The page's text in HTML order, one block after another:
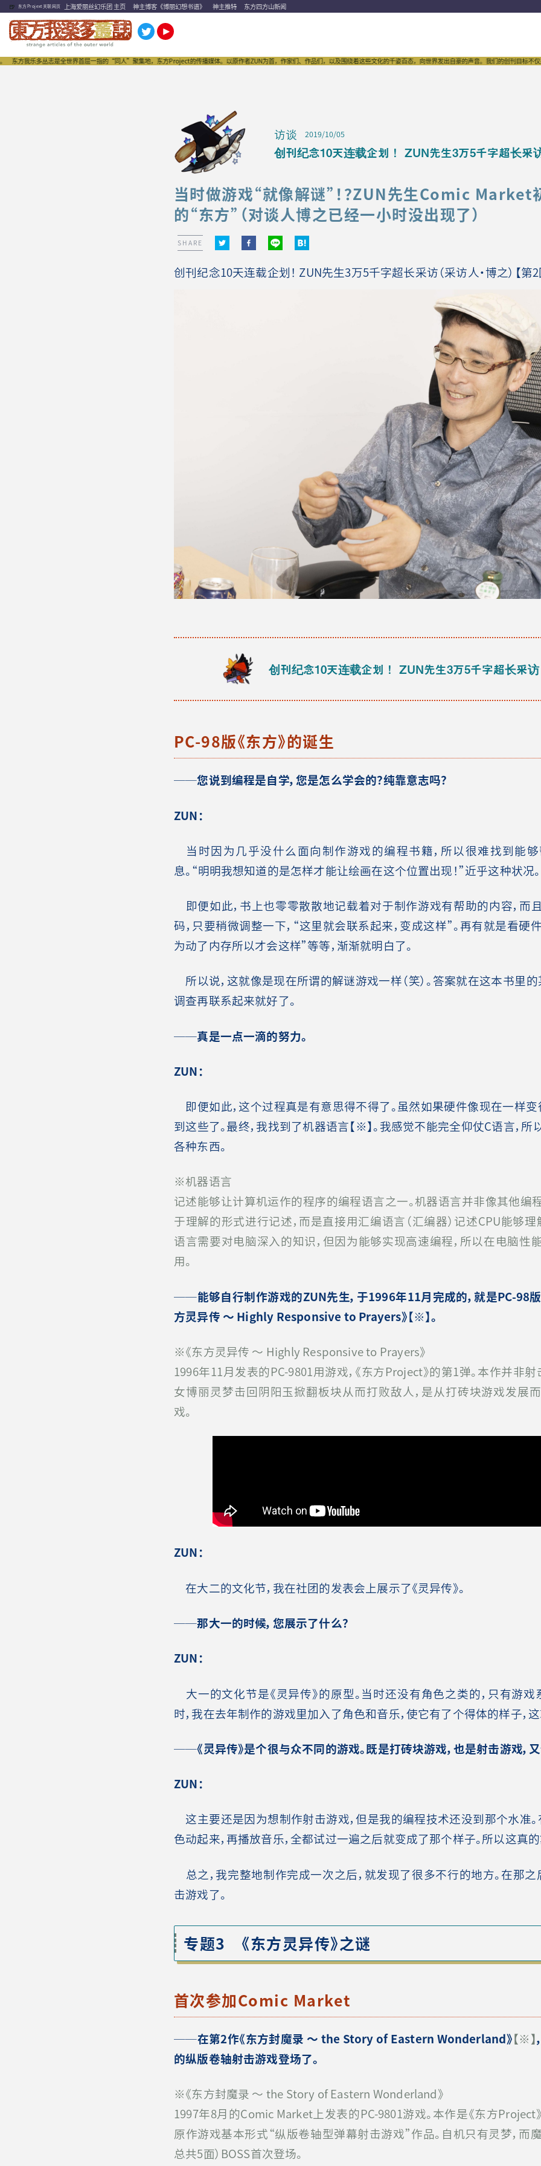
🍺 东方Projext关联网页 上海爱丽丝幻乐团 主页 神主博客《博丽幻想书谱》 神主推特 东方四方山新闻
乐多丛志是全世界首屈一指的“同人”聚集地，东方Project的传播媒体。以原作者ZUN为首，作家们、作品们，以及围绕着这些文化的千姿百态，向世界发出自豪的声音。我们的创刊目标不仅是扩
访谈 2019/10/05
创刊纪念10天连载企划！ ZUN先生3万5千字超长采
当时做游戏“就像解谜”！？ZUN先生Comic Market
的“东方”（对谈人博之已经一小时没出现了）
SHARE
创刊纪念10天连载企划！ ZUN先生3万5千字超长采访（采访人・博之）【第2
创刊纪念10天连载企划！ ZUN先生3万5千字超长采访
PC-98版《东方》的诞生
──您说到编程是自学，您是怎么学会的？纯靠意志吗？
ZUN：
当时因为几乎没什么面向制作游戏的编程书籍，所以很难找到能
息。“明明我想知道的是怎样才能让绘画在这个位置出现！”近乎这种状况。
即便如此，书上也零零散散地记载着对于制作游戏有帮助的内容，而
码，只要稍微调整一下，“这里就会联系起来，变成这样”。再有就是看硬
为动了内存所以才会这样”等等，渐渐就明白了。
所以说，这就像是现在所谓的解谜游戏一样（笑）。答案就在这本书里
调查再联系起来就好了。
──真是一点一滴的努力。
ZUN：
即便如此，这个过程真是有意思得不得了。虽然如果硬件像现在一样变
到这些了。最终，我找到了机器语言【※】。我感觉不能完全仰仗C语言，
各种东西。
※机器语言
记述能够让计算机运作的程序的编程语言之一。机器语言并非像其他编
于理解的形式进行记述，而是直接用汇编语言（汇编器）记述CPU能够
语言需要对电脑深入的知识，但因为能够实现高速编程，所以在电脑性
用。
──能够自行制作游戏的ZUN先生，于1996年11月完成的，就是PC-98版
方灵异传～ Highly Responsive to Prayers》【※】。
※《东方灵异传 ～ Highly Responsive to Prayers》
1996年11月发表的PC-9801用游戏，《东方Project》的第1弹。本作并非
女博丽灵梦击回阴阳玉掀翻板块从而打败敌人，是从打砖块游戏发展
戏。
ZUN：
在大二的文化节，我在社团的发表会上展示了《灵异传》。
──那大一的时候，您展示了什么？
ZUN：
大一的文化节是《灵异传》的原型。当时还没有角色之类的，只有游戏
时，我在去年制作的游戏里加入了角色和音乐，使它有了个得体的样子，这
──《灵异传》是个很与众不同的游戏。既是打砖块游戏，也是射击游戏，
ZUN：
这主要还是因为想制作射击游戏，但是我的编程技术还没到那个水准。
色动起来，再播放音乐，全都试过一遍之后就变成了那个样子。所以这真
总之，我完整地制作完成一次之后，就发现了很多不行的地方。在那之
击游戏了。
专题3 《东方灵异传》之谜
首次参加Comic Market
──在第2作《东方封魔录 ～ the Story of Eastern Wonderland》【※】
的纵版卷轴射击游戏登场了。
※《东方封魔录 ～ the Story of Eastern Wonderland》
1997年8月的Comic Market上发表的PC-9801游戏。本作是《东方Project
原作游戏基本形式“纵版卷轴型弹幕射击游戏”作品。自机只有灵梦，而
总共5面）BOSS首次登场。